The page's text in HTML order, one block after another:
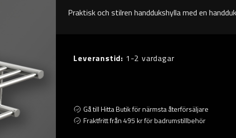
Praktisk och stilren handdukshylla med en
Leveranstid: 1-2 vardagar
Gå till Hitta Butik för närmsta återförsäljare
Fraktfritt från 495 kr för badrumstillbehör